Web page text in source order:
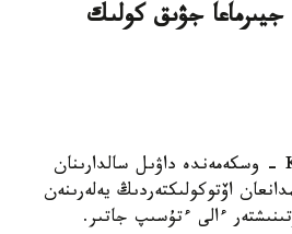
جيىرماعا جۋىق كولىك
وسكەمەن. KAZINFORM - وسكەمەندە داۋىل سالدارىنان
اۆتوكولىكتەردىڭ يەلەرىنەن
ءالى ءتۇسىپ جاتىر.